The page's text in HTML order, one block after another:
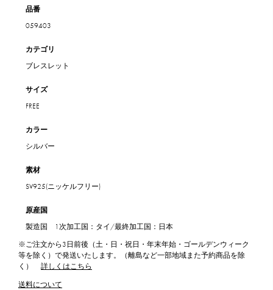
品番
059403
カテゴリ
ブレスレット
サイズ
FREE
カラー
シルバー
素材
SV925(ニッケルフリー)
原産国
製造国 1次加工国：タイ/最終加工国：日本
※ご注文から3日前後（土・日・祝日・年末年始・ゴールデンウィーク
等を除く）で発送いたします。（離島など一部地域また予約商品を除
く）
詳しくはこちら
送料について